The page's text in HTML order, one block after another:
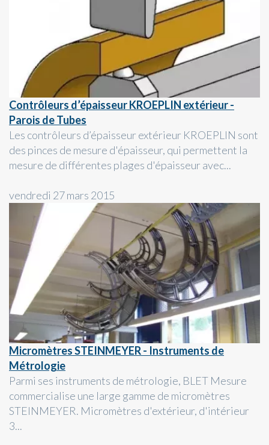
Contrôleurs d’épaisseur KROEPLIN extérieur -
Parois de Tubes
Les contrôleurs d’épaisseur extérieur KROEPLIN sont
des pinces de mesure d'épaisseur, qui permettent la
mesure de différentes plages d'épaisseur avec...
vendredi 27 mars 2015
Micromètres STEINMEYER - Instruments de
Métrologie
Parmi ses instruments de métrologie, BLET Mesure
commercialise une large gamme de micromètres
STEINMEYER. Micromètres d'extérieur, d'intérieur
3...